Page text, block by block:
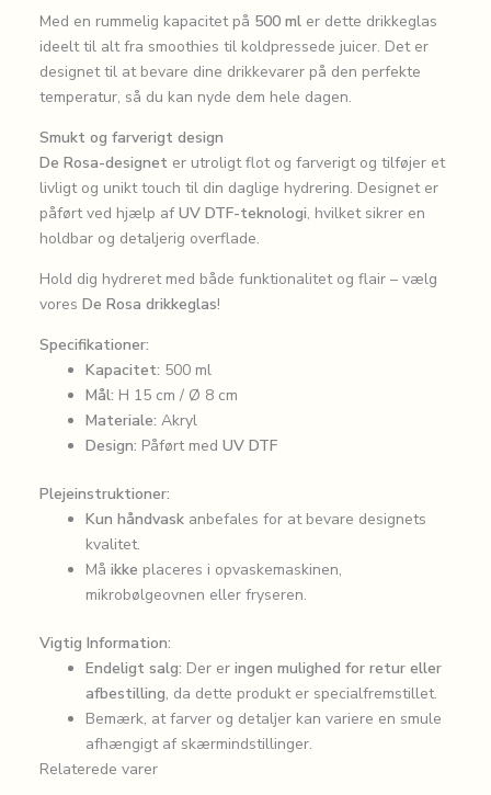
Med en rummelig kapacitet på 500 mler dette drikkeglas
ideelt til alt fra smoothies til koldpressede juicer. Det er
designet til at bevare dine drikkevarer på den perfekte
temperatur, så du kan nyde dem hele dagen.
Smukt og farverigt design
De Rosa-designet er utroligt flot og farverigt og tilføjer et
livligt og unikt touch til din daglige hydrering. Designet er
påført ved hjælp afUV DTF-teknologi, hvilket sikrer en
holdbar og detaljerig overflade.
Hold dig hydreret med både funktionalitet og flair – vælg
vores De Rosa drikkeglas!
Specifikationer:
Kapacitet: 500 ml
Mål: H 15 cm / Ø 8 cm
Materiale: Akryl
Design: Påført med UV DTF
Plejeinstruktioner:
Kun håndvaskanbefales for at bevare designets
kvalitet.
Må ikke placeres i opvaskemaskinen,
mikrobølgeovnen eller fryseren.
Vigtig Information:
Endeligt salg: Der er ingen mulighed for retur eller
afbestilling, da dette produkt er specialfremstillet.
Bemærk, at farver og detaljer kan variere en smule
afhængigt af skærmindstillinger.
Relaterede varer